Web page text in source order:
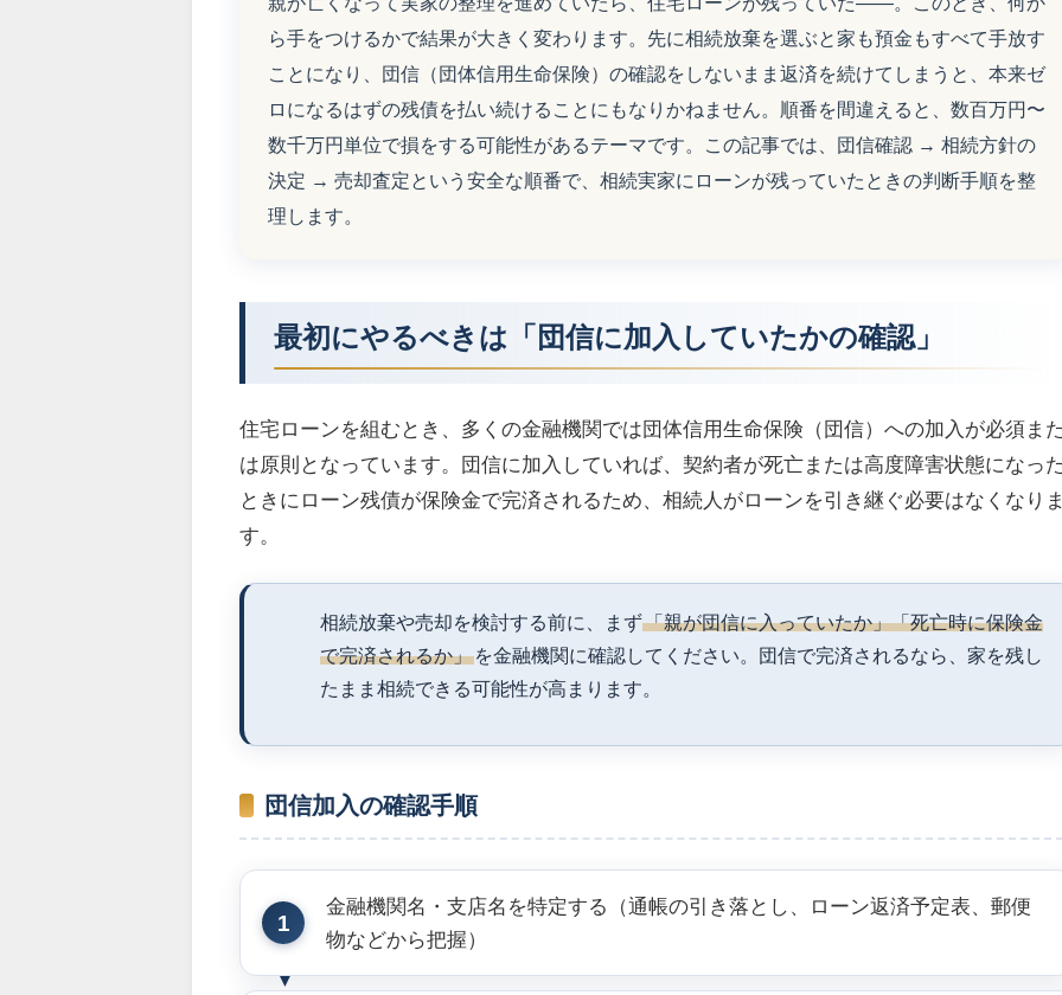
ら手をつけるかで結果が大きく変わります。先に相続放棄を選ぶと家も預金もすべて手放す
ことになり、団信（団体信用生命保険）の確認をしないまま返済を続けてしまうと、本来ゼ
ロになるはずの残債を払い続けることにもなりかねません。順番を間違えると、数百万円〜
数千万円単位で損をする可能性があるテーマです。この記事では、団信確認 → 相続方針の
決定 → 売却査定という安全な順番で、相続実家にローンが残っていたときの判断手順を整
理します。
最初にやるべきは「団信に加入していたかの確認」
住宅ローンを組むとき、多くの金融機関では団体信用生命保険（団信）への加入が必須ま
は原則となっています。団信に加入していれば、契約者が死亡または高度障害状態になっ
ときにローン残債が保険金で完済されるため、相続人がローンを引き継ぐ必要はなくなり
す。
相続放棄や売却を検討する前に、まず「親が団信に入っていたか」「死亡時に保険金
で完済されるか」 を金融機関に確認してください。団信で完済されるなら、家を残し
たまま相続できる可能性が高まります。
団信加入の確認手順
金融機関名・支店名を特定する（通帳の引き落とし、ローン返済予定表、郵便
物などから把握）